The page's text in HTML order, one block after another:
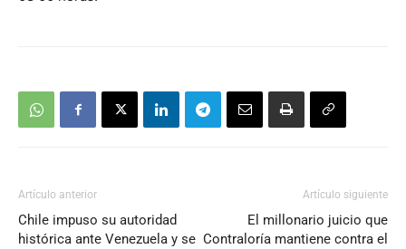
Artículo anterior
Chile impuso su autoridad
histórica ante Venezuela y se
Artículo siguiente
El millonario juicio que
Contraloría mantiene contra el